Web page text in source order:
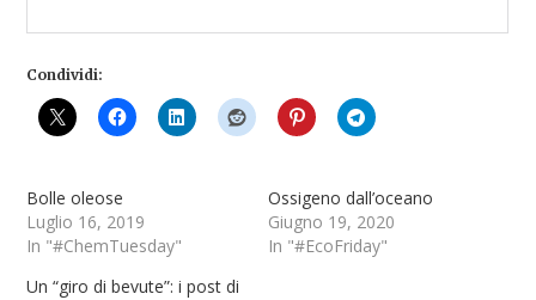
Condividi:
Bolle oleose
Luglio 16, 2019
In "#ChemTuesday"
Ossigeno dall’oceano
Giugno 19, 2020
In "#EcoFriday"
Un “giro di bevute”: i post di